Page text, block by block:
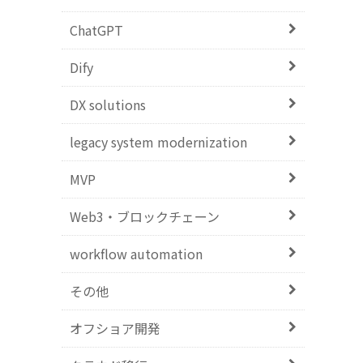
ChatGPT
Dify
DX solutions
legacy system modernization
MVP
Web3・ブロックチェーン
workflow automation
その他
オフショア開発